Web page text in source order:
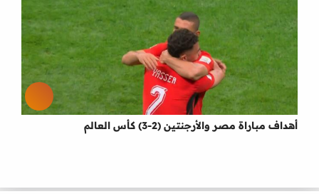
أهداف مباراة مصر والأرجنتين (2-3) كأس العالم